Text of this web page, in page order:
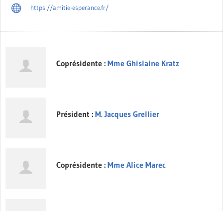
https://amitie-esperance.fr/
Coprésidente : Mme Ghislaine Kratz
Président : M. Jacques Grellier
Coprésidente : Mme Alice Marec